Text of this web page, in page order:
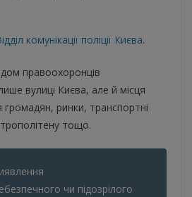
комунікації поліції Києва.
правоохоронців
вулиці Києва, але й місця
ринки, транспортні
тощо.
чи підозрілого